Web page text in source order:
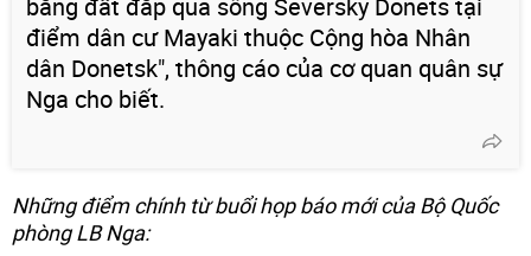
điểm dân cư Mayaki thuộc Cộng hòa Nhân
dân Donetsk", thông cáo của cơ quan quân sự
Nga cho biết.
Những điểm chính từ buổi họp báo mới của Bộ Quốc
phòng LB Nga: